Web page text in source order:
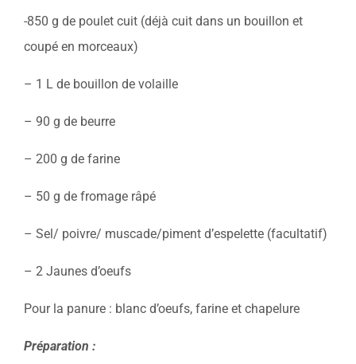
-850 g de poulet cuit (déjà cuit dans un bouillon et
coupé en morceaux)
– 1 L de bouillon de volaille
– 90 g de beurre
– 200 g de farine
– 50 g de fromage râpé
– Sel/ poivre/ muscade/piment d’espelette (facultatif)
– 2 Jaunes d’oeufs
Pour la panure : blanc d’oeufs, farine et chapelure
Préparation :